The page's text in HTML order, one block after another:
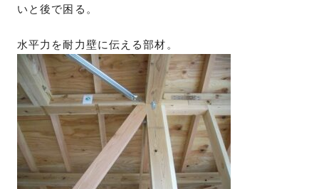
いと後で困る。
水平力を耐力壁に伝える部材。